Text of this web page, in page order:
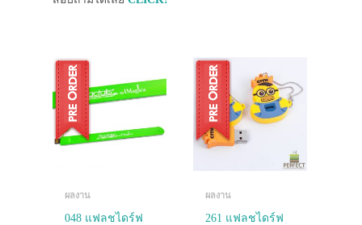
ผลงาน
048 แฟลชไดร์ฟ
ผลงาน
261 แฟลชไดร์ฟ